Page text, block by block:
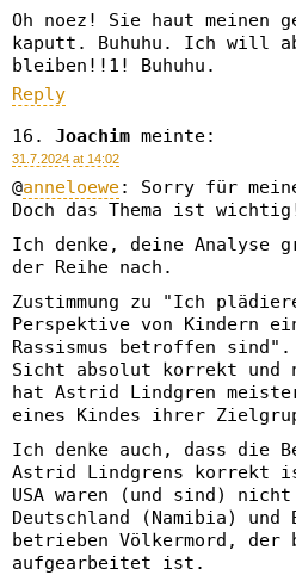
Oh noez! Sie haut meinen
kaputt. Buhuhu. Ich will
bleiben!!1! Buhuhu.
Reply
Joachim meinte:
31.7.2024 at 14:02
@anneloewe: Sorry für
Doch das Thema ist
Ich denke, deine Analyse
der Reihe nach.
Zustimmung zu "Ich
Perspektive von Kindern
Rassismus betroffen
Sicht absolut korrekt und
hat Astrid Lindgren
eines Kindes ihrer
Ich denke auch, dass die
Astrid Lindgrens korrekt
USA waren (und sind)
Deutschland (Namibia) und
betrieben Völkermord,
aufgearbeitet ist.